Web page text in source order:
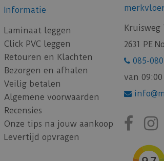
Informatie
Laminaat leggen
Click PVC leggen
Retouren en Klachten
Bezorgen en afhalen
Veilig betalen
Algemene voorwaarden
Recensies
Onze tips na jouw aankoop
Levertijd opvragen
Kruisweg
2631 PE
085-
van